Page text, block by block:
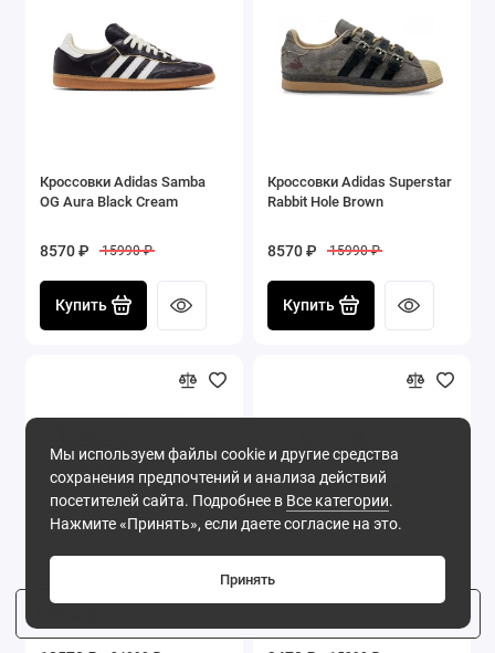
Кроссовки Adidas Samba
OG Aura Black Cream
8570 ₽ 15990 ₽
Купить
Кроссовки Adidas Superstar
Rabbit Hole Brown
8570 ₽ 15990 ₽
Купить
Scott Wings 2.0 Pixel White
Кроссовки Yeezy Boost 350
V2 Desert Sage Reflective
Stripe
Мы используем файлы cookie и другие средства
сохранения предпочтений и анализа действий
посетителей сайта. Подробнее в Все категории.
Нажмите «Принять», если даете согласие на это.
Принять